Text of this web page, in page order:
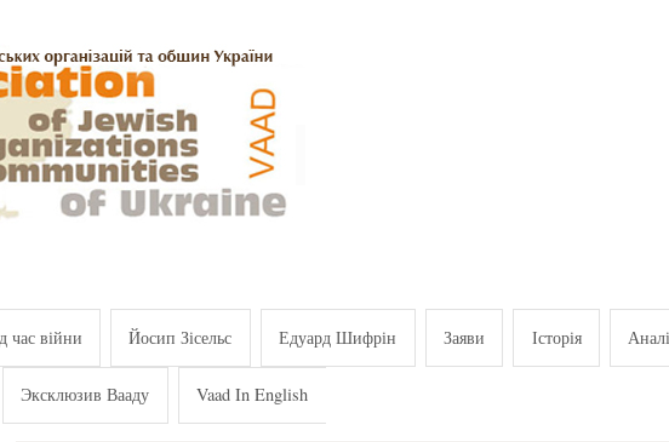
час війни Йосип Зісельс Едуард Шифрін Заяви Історія
Эксклюзив Вааду Vaad In English